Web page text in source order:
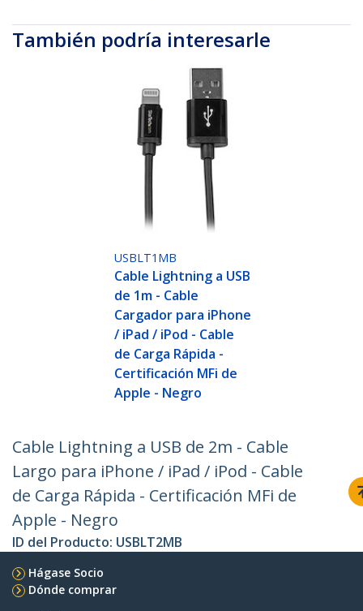
También podría interesarle
USBLT1MB
Cable Lightning a USB
de 1m - Cable
Cargador para iPhone
/ iPad / iPod - Cable
de Carga Rápida -
Certificación MFi de
Apple - Negro
Cable Lightning a USB de 2m - Cable
Largo para iPhone / iPad / iPod - Cable
de Carga Rápida - Certificación MFi de
Apple - Negro
ID del Producto: USBLT2MB
Hágase Socio
Dónde comprar